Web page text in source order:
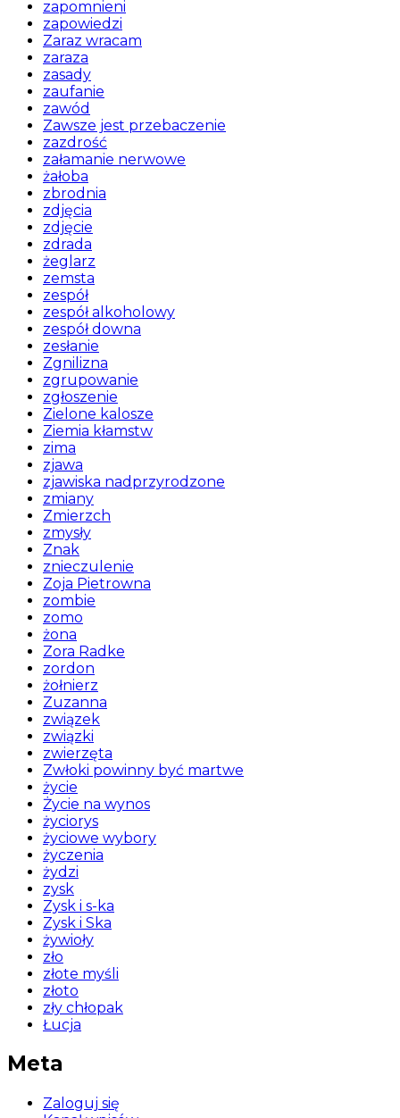
zapomnieni
zapowiedzi
Zaraz wracam
zaraza
zasady
zaufanie
zawód
Zawsze jest przebaczenie
zazdrość
załamanie nerwowe
żałoba
zbrodnia
zdjęcia
zdjęcie
zdrada
żeglarz
zemsta
zespół
zespół alkoholowy
zespół downa
zesłanie
Zgnilizna
zgrupowanie
zgłoszenie
Zielone kalosze
Ziemia kłamstw
zima
zjawa
zjawiska nadprzyrodzone
zmiany
Zmierzch
zmysły
Znak
znieczulenie
Zoja Pietrowna
zombie
zomo
żona
Zora Radke
zordon
żołnierz
Zuzanna
związek
związki
zwierzęta
Zwłoki powinny być martwe
życie
Życie na wynos
życiorys
życiowe wybory
życzenia
żydzi
zysk
Zysk i s-ka
Zysk i Ska
żywioły
zło
złote myśli
złoto
zły chłopak
Łucja
Meta
Zaloguj się